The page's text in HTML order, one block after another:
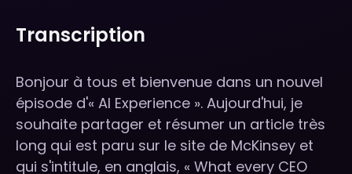
Transcription
Bonjour à tous et bienvenue dans un nouvel
épisode d'« AI Experience ». Aujourd'hui, je
souhaite partager et résumer un article très
long qui est paru sur le site de McKinsey et
qui s'intitule, en anglais, « What every CEO